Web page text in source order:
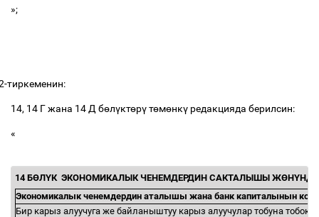
»;
тиркеменин:
14, 14 Г жана 14 Д бөлүктөрүтөмөнкү редакцияда берилсин:
«
14 БӨЛҮК ЭКОНОМИКАЛЫК ЧЕНЕМДЕРДИН САКТАЛЫШЫ ЖӨНҮНД
Экономикалык ченемдердин аталышы жана банк капиталынын
Бир карыз алуучуга же байланыштуу карыз алуучулар тобуна